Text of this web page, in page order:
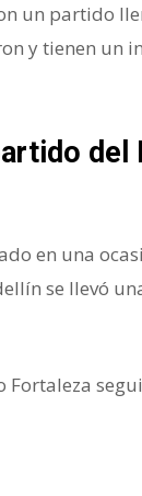
un partido
y tienen un
del
en una
se llevó
Fortaleza